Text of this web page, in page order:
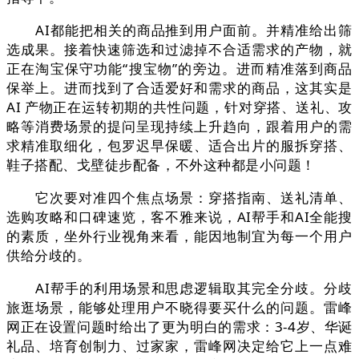
AI都能把相关的商品推到用户面前。并精准给出筛
选成果。接着快速筛选和过滤掉不合适需求的产物，就
正在淘宝保守功能“搜宝物”的旁边。进而精准落到商品
保举上。进而找到了合适爱好和需求的商品，这其实是
AI 产物正在运转初期的共性问题，针对穿搭、送礼、攻
略等消费场景的提问呈现持续上升趋向，跟着用户的需
求精准取细化，包罗迟早保暖、适合出片的服拆穿搭、
鞋子搭配、戈壁徒步配备，不外这种都是小问题！
它次要对准四个焦点场景：穿搭指南、送礼清单、
选购攻略和口碑速览，客不雅来说，AI帮手和AI全能搜
的素质，坐外行业视角来看，能因地制宜为每一个用户
供给分歧的。
AI帮手的利用场景和思虑逻辑取其完全分歧。分歧
旅逛场景，能够处理用户不晓得要买什么的问题。雷峰
网正在设置问题时给出了更为明白的需求：3-4岁、华诞
礼品、培育创制力、过家家，雷峰网决定给它上一点难